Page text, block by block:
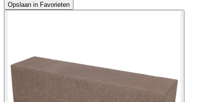
Opslaan in Favorieten